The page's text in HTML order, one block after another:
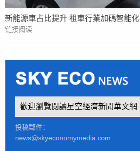
新能源車占比提升 租車行業加碼智能化
链接阅读
歡迎瀏覽閱讀星空經濟新聞華文網
投稿郵件：
news@skyeconomymedia.com